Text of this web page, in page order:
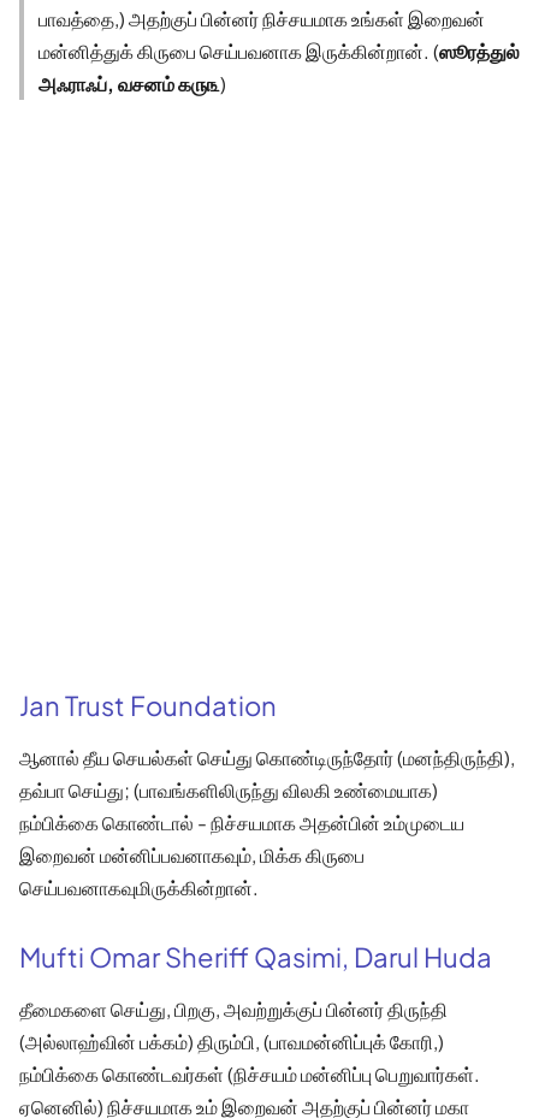
பாவத்தை,) அதற்குப் பின்னர் நிச்சயமாக உங்கள் இறைவன்
மன்னித்துக் கிருபை செய்பவனாக இருக்கின்றான். (ஸூரத்துல்
அஃராஃப், வசனம் ௧௫௩)
Jan Trust Foundation
ஆனால் தீய செயல்கள் செய்து கொண்டிருந்தோர் (மனந்திருந்தி),
தவ்பா செய்து; (பாவங்களிலிருந்து விலகி உண்மையாக)
நம்பிக்கை கொண்டால் - நிச்சயமாக அதன்பின் உம்முடைய
இறைவன் மன்னிப்பவனாகவும், மிக்க கிருபை
செய்பவனாகவுமிருக்கின்றான்.
Mufti Omar Sheriff Qasimi, Darul Huda
தீமைகளை செய்து, பிறகு, அவற்றுக்குப் பின்னர் திருந்தி
(அல்லாஹ்வின் பக்கம்) திரும்பி, (பாவமன்னிப்புக் கோரி,)
நம்பிக்கை கொண்டவர்கள் (நிச்சயம் மன்னிப்பு பெறுவார்கள்.
ஏனெனில்) நிச்சயமாக உம் இறைவன் அதற்குப் பின்னர் மகா